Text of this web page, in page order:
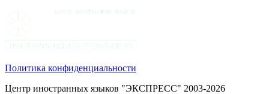
Политика конфиденциальности
Центр иностранных языков "ЭКСПРЕСС" 2003-2026